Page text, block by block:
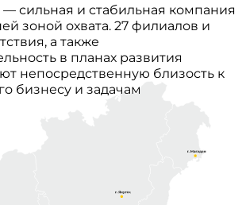
сильная и стабильная компания
зоной охвата. 27 филиалов и
а также
в планах развития
непосредственную близость к
бизнесу и задачам